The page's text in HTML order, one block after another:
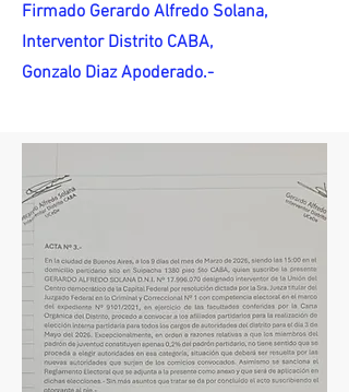
Firmado Gerardo Alfredo Solana,
Interventor Distrito CABA,
Gonzalo Diaz Apoderado.-